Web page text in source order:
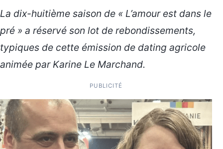
La dix-huitième saison de « L’amour est dans le
pré » a réservé son lot de rebondissements,
typiques de cette émission de dating agricole
animée par Karine Le Marchand.
PUBLICITÉ